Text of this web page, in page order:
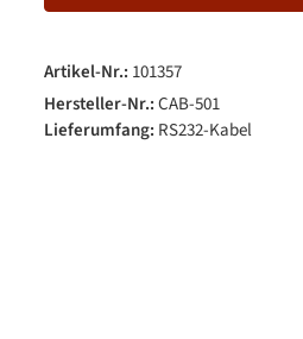
Artikel-Nr.: 101357
Hersteller-Nr.:CAB-501
Lieferumfang: RS232-Kabel